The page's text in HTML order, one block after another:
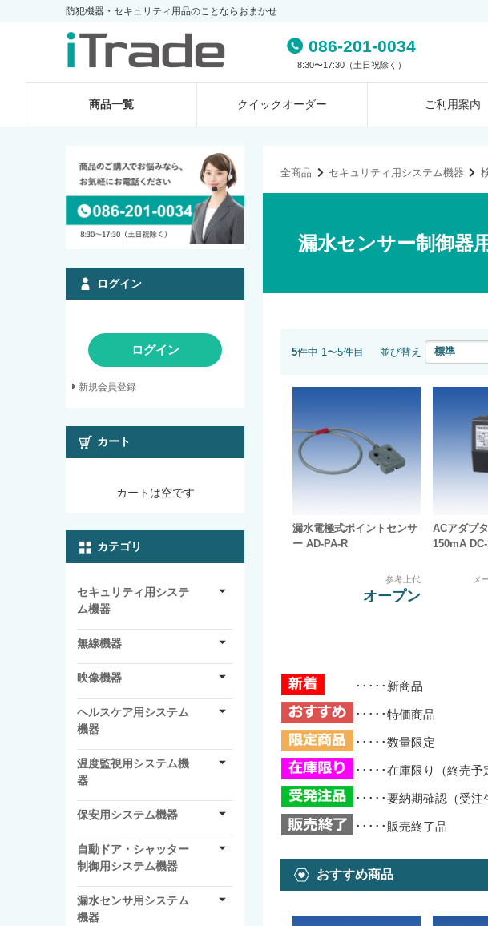
防犯機器・セキュリティ用品のことならおまかせ
086-201-0034
8:30〜17:30（土日祝除く）
商品一覧 クイックオーダー ご利用案内
全商品 セキュリティ用システム機器
漏水センサー制御器
5件中 1〜5件目 並び替え
漏水電極式ポイントセンサ
ー AD-PA-R
参考上代
オープン
ACアダプ
150mA DC-
メ
･････新商品
･････特価商品
･････数量限定
･････在庫限り（終売予
･････要納期確認（受注
･････販売終了品
おすすめ商品
ログイン
ログイン
新規会員登録
カート
カートは空です
カテゴリ
セキュリティ用システ
ム機器
無線機器
映像機器
ヘルスケア用システム
機器
温度監視用システム機
器
保安用システム機器
自動ドア・シャッター
制御用システム機器
漏水センサ用システム
機器